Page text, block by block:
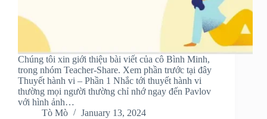
Chúng tôi xin giới thiệu bài viết của cô Bình Minh,
trong nhóm Teacher-Share. Xem phần trước tại đây
Thuyết hành vi – Phần 1 Nhắc tới thuyết hành vi
thường mọi người thường chỉ nhớ ngay đến Pavlov
với hình ảnh…
Tò Mò
January 13, 2024